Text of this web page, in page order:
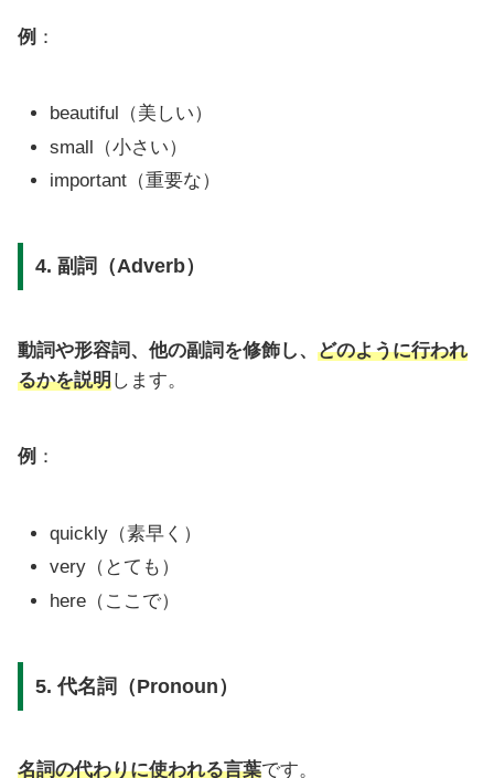
例 ：
beautiful（美しい）
small（小さい）
important（重要な）
4. 副詞（Adverb）
動詞や形容詞、他の副詞を修飾し、 どのように行われ
るかを説明します。
例 ：
quickly（素早く）
very（とても）
here（ここで）
5. 代名詞（Pronoun）
名詞の代わりに使われる言葉です。